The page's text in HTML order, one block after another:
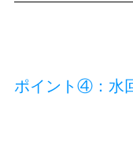
ポイント④：水